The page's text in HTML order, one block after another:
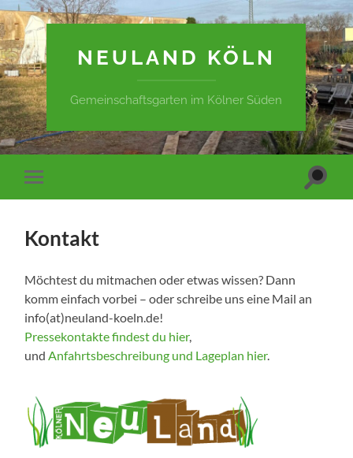
NEULAND KÖLN
Gemeinschaftsgarten im Kölner Süden
Mobile-
Menü
Kontakt
Möchtest du mitmachen oder etwas wissen? Dann
komm einfach vorbei – oder schreibe uns eine Mail an
info(at)neuland-koeln.de!
Pressekontakte findest du hier,
und Anfahrtsbeschreibung und Lageplan hier.